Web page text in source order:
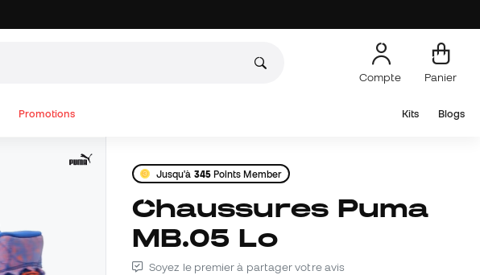
Compte Panier
Promotions Kits Blogs
Jusqu'à 345Points Member
Chaussures Puma
MB.05 Lo
Soyez le premier à partager votre avis